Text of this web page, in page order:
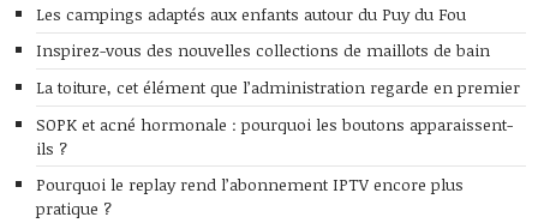
Les campings adaptés aux enfants autour du Puy du Fou
Inspirez-vous des nouvelles collections de maillots de bain
La toiture, cet élément que l’administration regarde en premier
SOPK et acné hormonale : pourquoi les boutons apparaissent-
ils ?
Pourquoi le replay rend l’abonnement IPTV encore plus
pratique ?